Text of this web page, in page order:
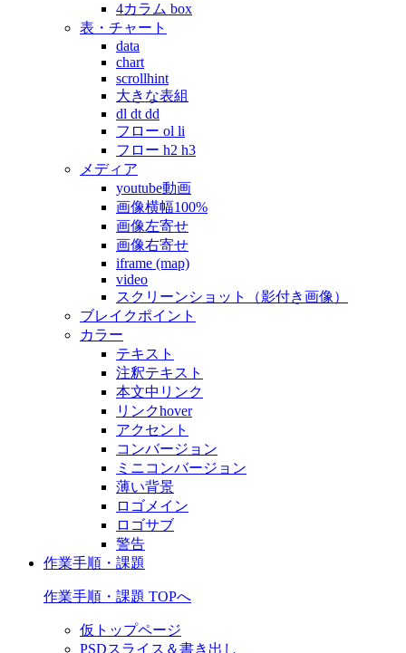
4カラム box
表・チャート
data
chart
scrollhint
大きな表組
dl dt dd
フロー ol li
フロー h2 h3
メディア
youtube動画
画像横幅100%
画像左寄せ
画像右寄せ
iframe (map)
video
スクリーンショット（影付き画像）
ブレイクポイント
カラー
テキスト
注釈テキスト
本文中リンク
リンクhover
アクセント
コンバージョン
ミニコンバージョン
薄い背景
ロゴメイン
ロゴサブ
警告
作業手順・課題
作業手順・課題 TOPへ
仮トップページ
PSDスライス＆書き出し